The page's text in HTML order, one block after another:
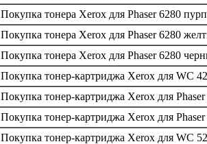
Покупка тонера Xerox для Phaser 6280
Покупка тонера Xerox для Phaser 6280
Покупка тонера Xerox для Phaser 6280
Покупка тонер-картриджа Xerox для WC
Покупка тонер-картриджа Xerox для Phaser
Покупка тонер-картриджа Xerox для Phaser
Покупка тонер-картриджа Xerox для WC